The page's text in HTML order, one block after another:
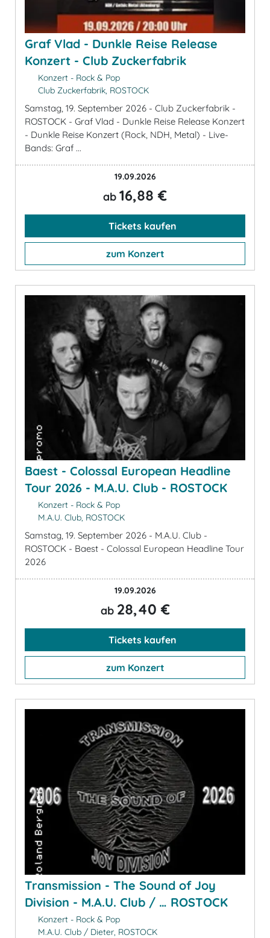
Graf Vlad - Dunkle Reise Release
Konzert - Club Zuckerfabrik
Konzert - Rock & Pop
Club Zuckerfabrik, ROSTOCK
Samstag, 19. September 2026 - Club Zuckerfabrik -
ROSTOCK - Graf Vlad - Dunkle Reise Release Konzert
- Dunkle Reise Konzert (Rock, NDH, Metal) - Live-
Bands: Graf ...
19.09.2026
ab 16,88 €
Tickets kaufen
zum Konzert
Baest - Colossal European Headline
Tour 2026 - M.A.U. Club - ROSTOCK
Konzert - Rock & Pop
M.A.U. Club, ROSTOCK
Samstag, 19. September 2026 - M.A.U. Club -
ROSTOCK - Baest - Colossal European Headline Tour
2026
19.09.2026
ab 28,40 €
Tickets kaufen
zum Konzert
Transmission - The Sound of Joy
Division - M.A.U. Club / … ROSTOCK
Konzert - Rock & Pop
M.A.U. Club / Dieter, ROSTOCK